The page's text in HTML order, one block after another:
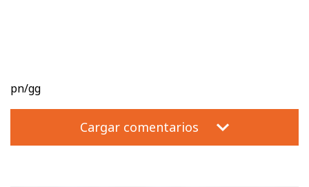
pn/gg
Cargar comentarios